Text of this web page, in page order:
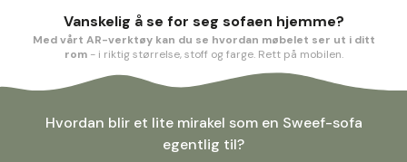
Vanskelig å se for seg sofaen hjemme?
Med vårt AR-verktøy kan du se hvordan møbelet ser ut i ditt
rom- i riktig størrelse, stoff og farge. Rett på mobilen.
Hvordan blir et lite mirakel som en Sweef-sofa
egentlig til?